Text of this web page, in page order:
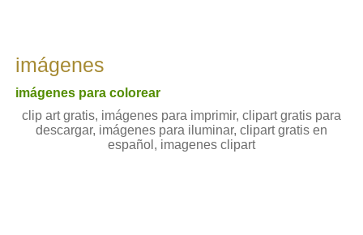
imágenes
imágenes para colorear
clip art gratis, imágenes para imprimir, clipart gratis para
descargar, imágenes para iluminar, clipart gratis en
español, imagenes clipart